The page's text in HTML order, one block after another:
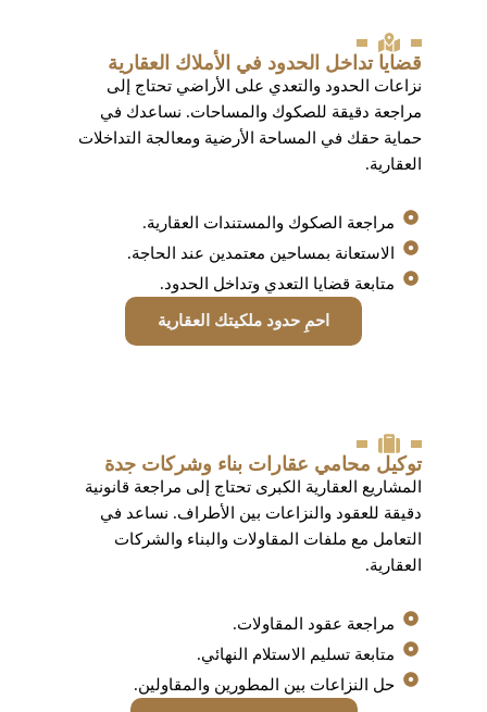
قضايا تداخل الحدود في الأملاك العقارية
نزاعات الحدود والتعدي على الأراضي تحتاج إلى
مراجعة دقيقة للصكوك والمساحات. نساعدك في
حماية حقك في المساحة الأرضية ومعالجة التداخلات
العقارية.
مراجعة الصكوك والمستندات العقارية.
الاستعانة بمساحين معتمدين عند الحاجة.
متابعة قضايا التعدي وتداخل الحدود.
احمِ حدود ملكيتك العقارية
توكيل محامي عقارات بناء وشركات جدة
المشاريع العقارية الكبرى تحتاج إلى مراجعة قانونية
دقيقة للعقود والنزاعات بين الأطراف. نساعد في
التعامل مع ملفات المقاولات والبناء والشركات
العقارية.
مراجعة عقود المقاولات.
متابعة تسليم الاستلام النهائي.
حل النزاعات بين المطورين والمقاولين.